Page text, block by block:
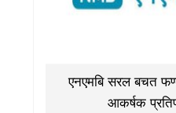
एनएमबि सरल बचत
आकर्षक